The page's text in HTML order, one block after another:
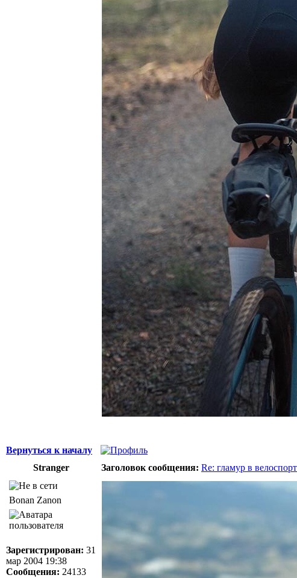
Вернуться к началу
Stranger
Заголовок сообщения: Re: гламур в
Bonan Zanon
Зарегистрирован: 31
мар 2004 19:38
Сообщения: 24133